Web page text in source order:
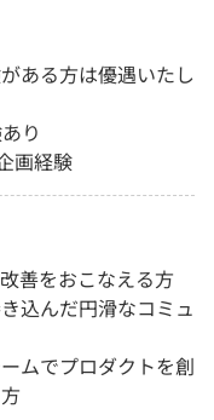
ある方は優遇いたし
り
画経験
善をおこなえる方
込んだ円滑なコミュ
ムでプロダクトを創